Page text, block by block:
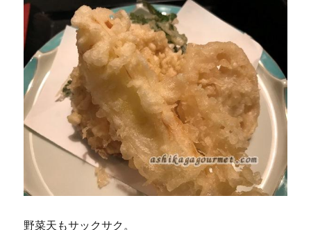
野菜天もサックサク。